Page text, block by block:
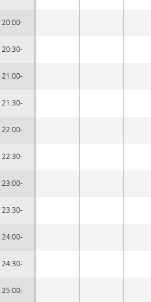
20:00-
20:30-
21:00-
21:30-
22:00-
22:30-
23:00-
23:30-
24:00-
24:30-
25:00-